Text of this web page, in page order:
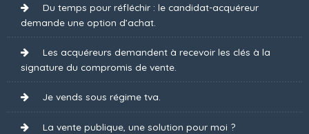
Du temps pour réfléchir : le candidat-acquéreur
demande une option d’achat.
Les acquéreurs demandent à recevoir les clés à la
signature du compromis de vente.
Je vends sous régime tva.
La vente publique, une solution pour moi ?